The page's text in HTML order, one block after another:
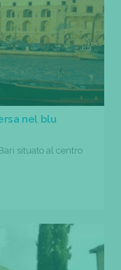
nel blu
situato al centro